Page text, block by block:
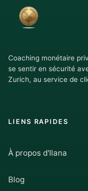
Coaching monétaire
se sentir en sécurité
Zurich, au service de
LIENS RAPIDES
À propos d'Ilana
Blog